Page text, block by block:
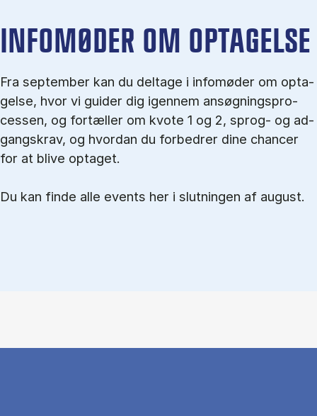
IN­FO­MØ­DER OM OP­TA­GEL­SE
Fra september kan du del­tage i in­fo­mø­der om op­ta­
gel­se, hvor vi gu­i­der dig igen­nem an­søg­nings­pro­
ces­sen, og for­tæl­ler om kvo­te 1 og 2, sprog- og ad­
gangs­krav, og hvordan du forbedrer dine chancer
for at blive optaget.
Du kan finde alle events her i slutningen af august.